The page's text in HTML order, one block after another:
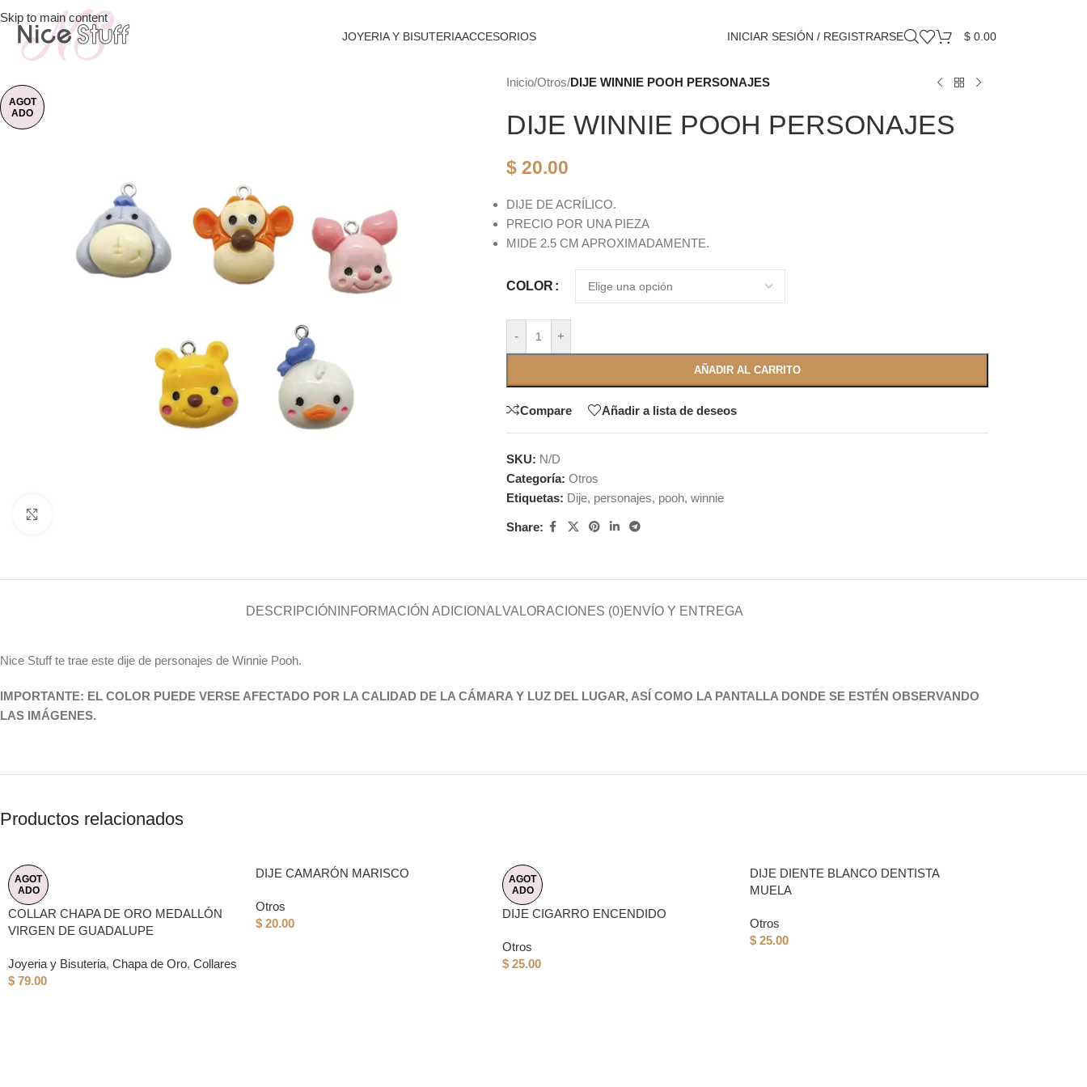
Skip to main content
JOYERIA Y BISUTERIAACCESORIOS INICIAR SESIÓN / REGISTRARSE $ 0.00
AGOT
ADO
Inicio/Otros/DIJE WINNIE POOH PERSONAJES
DIJE WINNIE POOH PERSONAJES
$20.00
DIJE DE ACRÍLICO.
PRECIO POR UNA PIEZA
MIDE 2.5 CM APROXIMADAMENTE.
COLOR
- +
AÑADIR AL CARRITO
Compare Añadir a lista de deseos
SKU: N/D
Categoría: Otros
Etiquetas: Dije, personajes, pooh, winnie
Share:
DESCRIPCIÓN INFORMACIÓN ADICIONALVALORACIONES (0)ENVÍO Y ENTREGA
Nice Stuff te trae este dije de personajes de Winnie Pooh.
IMPORTANTE: EL COLOR PUEDE VERSE AFECTADO POR LA CALIDAD DE LA CÁMARA Y LUZ DEL LUGAR, ASÍ COMO LA PANTALLA DONDE SE ESTÉN OBSERVANDO
LAS IMÁGENES.
Productos relacionados
AGOT
ADO
COLLAR CHAPA DE ORO MEDALLÓN
VIRGEN DE GUADALUPE
Joyeria y Bisuteria, Chapa de Oro, Collares
$ 79.00
DIJE CAMARÓN MARISCO
Otros
$20.00
AGOT
ADO
DIJE CIGARRO ENCENDIDO
Otros
$ 25.00
DIJE DIENTE BLANCO DENTISTA
MUELA
Otros
$25.00